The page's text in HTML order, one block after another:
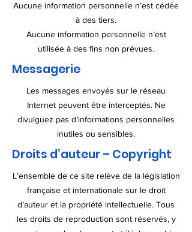
Aucune information personnelle n’est cédée
à des tiers.
Aucune information personnelle n’est
utilisée à des fins non prévues.
Messagerie
Les messages envoyés sur le réseau
Internet peuvent être interceptés. Ne
divulguez pas d’informations personnelles
inutiles ou sensibles.
Droits d’auteur – Copyright
L’ensemble de ce site relève de la législation
française et internationale sur le droit
d’auteur et la propriété intellectuelle. Tous
les droits de reproduction sont réservés, y